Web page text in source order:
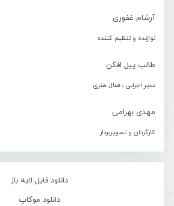
آرشام غفوری
نوازنده و تنظیم کننده
طالب پیل افکن
مدیر اجرایی ، فعال هنری
مهدی بهرامی
کارگردان و تصویربردار
دانلود فایل لایه باز
دانلود موکاپ